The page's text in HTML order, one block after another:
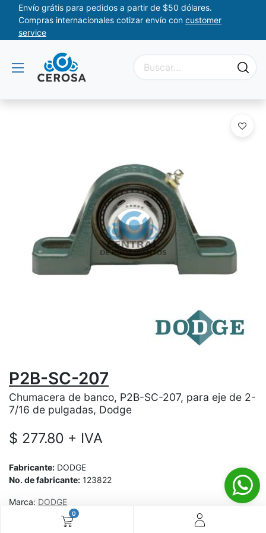
0
Envío grátis para pedidos a partir de $50 dólares.
Compras internacionales cotizar envío con customer
service
P2B-SC-207
Chumacera de banco, P2B-SC-207, para eje de 2-
7/16 de pulgadas, Dodge
$ 277.80 + IVA
Fabricante: DODGE
No. de fabricante: 123822
Marca: DODGE
¿Aún no tienes cuenta? ¡Regístrate ahora y disfruta de